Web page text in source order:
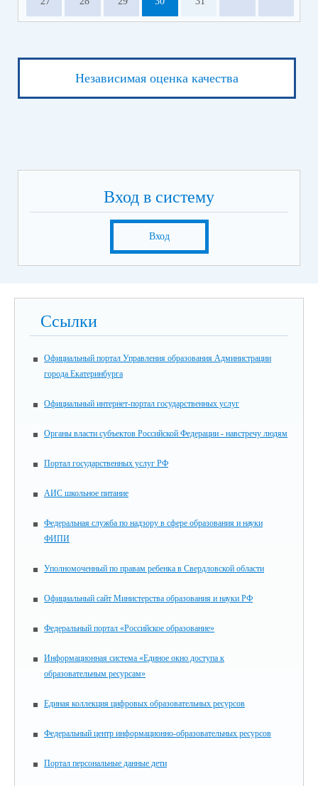
Независимая оценка качества
Вход в систему
Вход
Ссылки
Официальный портал Управления образования Администрации
города Екатеринбурга
Официальный интернет-портал государственных услуг
Органы власти субъектов Российской Федерации - навстречу людям
Портал государственных услуг РФ
АИС школьное питание
Федеральная служба по надзору в сфере образования и науки
ФИПИ
Уполномоченный по правам ребенка в Свердловской области
Официальный сайт Министерства образования и науки РФ
Федеральный портал «Российское образование»
Информационная система «Единое окно доступа к
образовательным ресурсам»
Единая коллекция цифровых образовательных ресурсов
Федеральный центр информационно-образовательных ресурсов
Портал персональные данные дети